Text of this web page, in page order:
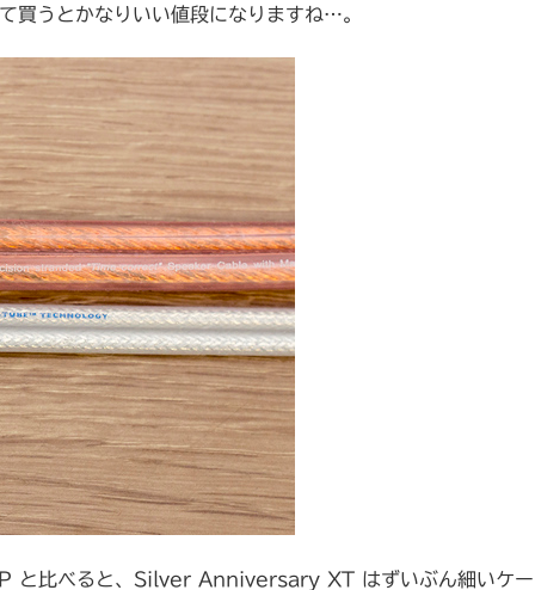
買うとかなりいい値段になりますね…。
と比べると、Silver Anniversary XT はずいぶん細いケー